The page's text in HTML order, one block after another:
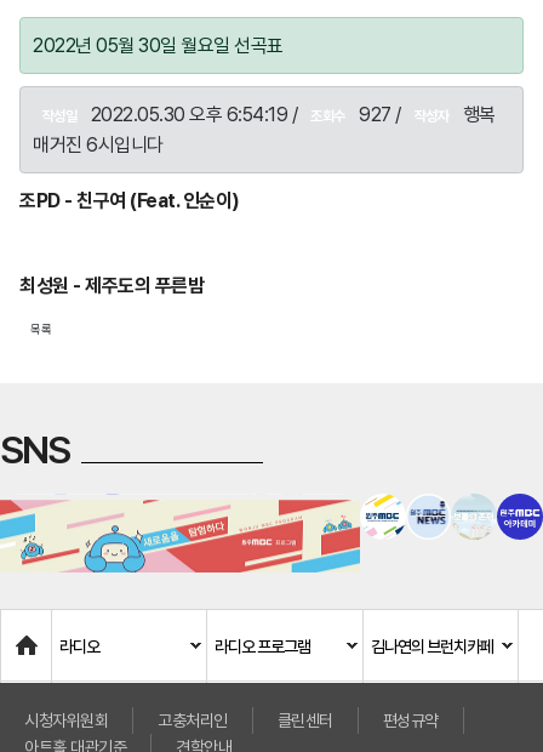
2022년 05월 30일 월요일 선곡표
작성일 2022.05.30 오후 6:54:19 / 조회수 927 / 작성자
행복
매거진 6시입니다
조PD - 친구여 (Feat. 인순이)
최성원 - 제주도의 푸른밤
목록
SNS
Home
라디오 라디오 프로그램 김나연의 브런치카페
시청자위원회 고충처리인 클린센터
편성규약
아트홀 대관기준
견학안내